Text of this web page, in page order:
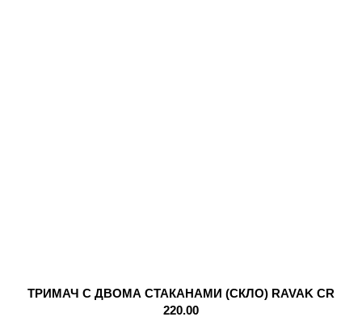
ТРИМАЧ С ДВОМА СТАКАНАМИ (СКЛО) RAVAK CR
220.00